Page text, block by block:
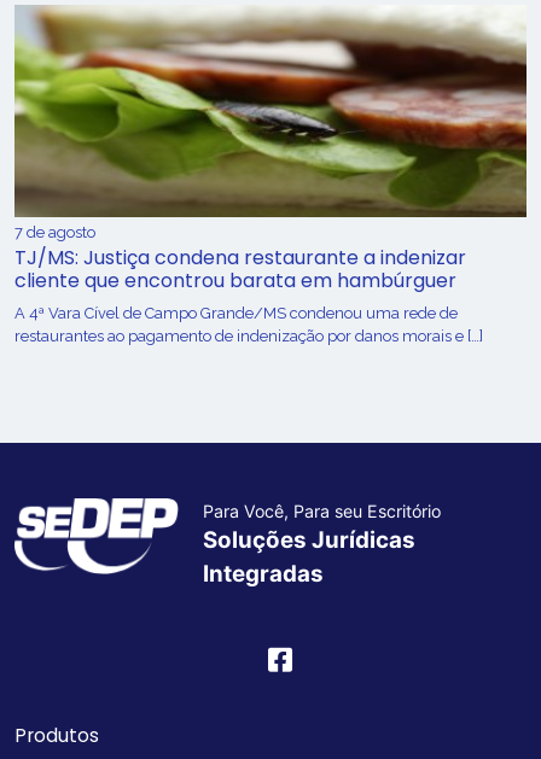
7 de agosto
TJ/MS: Justiça condena restaurante a indenizar
cliente que encontrou barata em hambúrguer
A 4ª Vara Cível de Campo Grande/MS condenou uma rede de
restaurantes ao pagamento de indenização por danos morais e […]
Para Você, Para seu Escritório
Soluções Jurídicas
Integradas
Produtos